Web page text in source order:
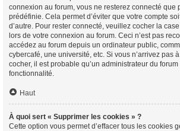
connexion au forum, vous ne resterez connecté que
prédéfinie. Cela permet d’éviter que votre compte
d’autre. Pour rester connecté, veuillez cocher la
lors de votre connexion au forum. Ceci n’est pas
accédez au forum depuis un ordinateur public,
cybercafé, une université, etc. Si vous n’arrivez pas
cocher, il est probable qu’un administrateur du
fonctionnalité.
Haut
À quoi sert « Supprimer les cookies » ?
Cette option vous permet d’effacer tous les cookies